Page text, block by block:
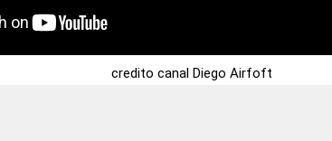
credito canal Diego Airfoft